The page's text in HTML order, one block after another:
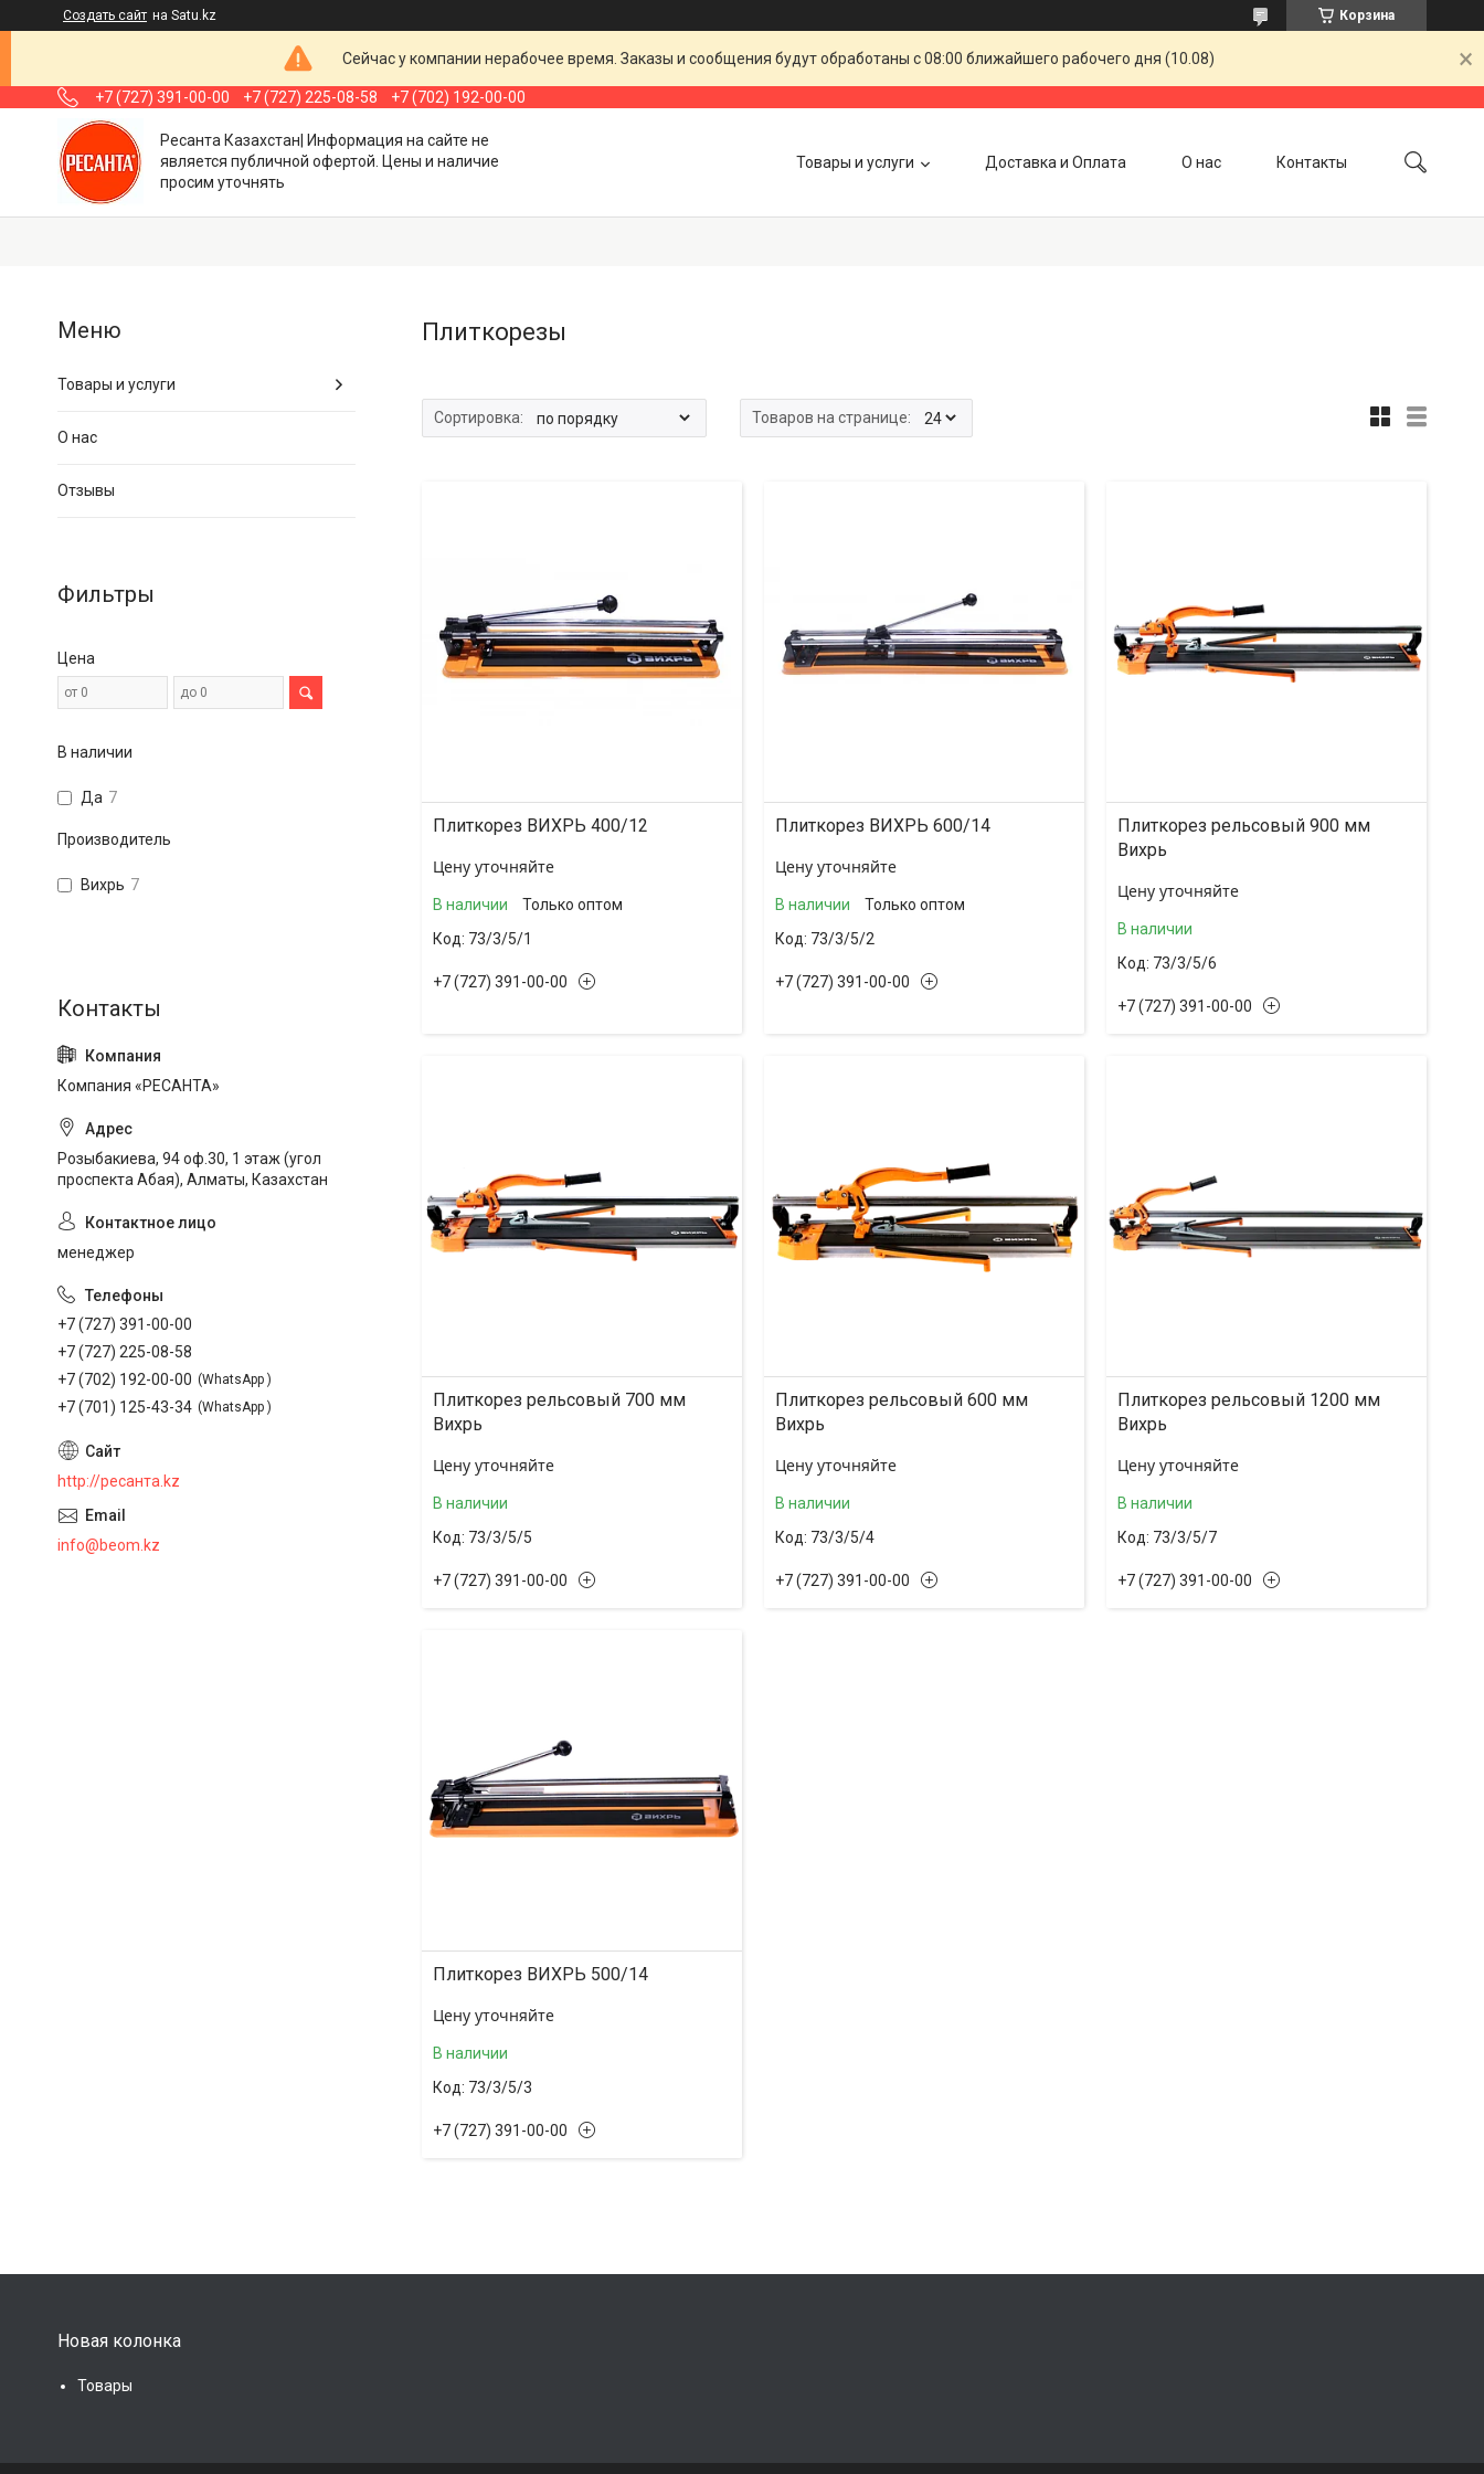
Создать сайт на Satu.kz Корзина
Сейчас у компании нерабочее время. Заказы и сообщения будут обработаны с 08:00 ближайшего рабочего дня (10.08)
+7 (727) 391-00-00 +7 (727) 225-08-58 +7 (702) 192-00-00
Ресанта Казахстан| Информация на сайте не
является публичной офертой. Цены и наличие
просим уточнять
Товары и услуги Доставка и Оплата О нас Контакты
Плиткорезы
Плиткорез ВИХРЬ 400/12
Цену уточняйте
В наличии
Только оптом
73/3/5/1
+7 (727) 391-00-00
Плиткорез ВИХРЬ 600/14
Цену уточняйте
В наличии
Только оптом
73/3/5/2
+7 (727) 391-00-00
Плиткорез рельсовый 900 мм
Вихрь
Цену уточняйте
В наличии
73/3/5/6
+7 (727) 391-00-00
Плиткорез рельсовый 700 мм
Вихрь
Цену уточняйте
В наличии
73/3/5/5
+7 (727) 391-00-00
Плиткорез рельсовый 600 мм
Вихрь
Цену уточняйте
В наличии
73/3/5/4
+7 (727) 391-00-00
Плиткорез рельсовый 1200 мм
Вихрь
Цену уточняйте
В наличии
73/3/5/7
+7 (727) 391-00-00
Плиткорез ВИХРЬ 500/14
Цену уточняйте
В наличии
73/3/5/3
+7 (727) 391-00-00
Товары и услуги
О нас
Отзывы
Фильтры
Цена
В наличии
Да 7
Производитель
Вихрь 7
Компания «РЕСАНТА»
Розыбакиева, 94 оф.30, 1 этаж (угол
проспекта Абая), Алматы, Казахстан
менеджер
+7 (727) 391-00-00
+7 (727) 225-08-58
+7 (702) 192-00-00
WhatsApp
+7 (701) 125-43-34 WhatsApp
http://ресанта.kz
info@beom.kz
Новая колонка
Товары